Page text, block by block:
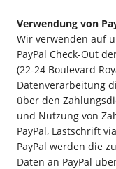
Verwendung von
Wir verwenden auf
PayPal Check-Out
(22-24 Boulevard
Datenverarbeitung
über den
und Nutzung von
PayPal, Lastschrift
PayPal werden die
Daten an PayPal